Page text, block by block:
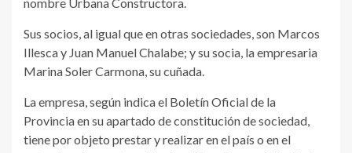
Sus socios, al igual que en otras sociedades, son Marcos
Illesca y Juan Manuel Chalabe; y su socia, la empresaria
Marina Soler Carmona, su cuñada.
La empresa, según indica el Boletín Oficial de la
Provincia en su apartado de constitución de sociedad,
tiene por objeto prestar y realizar en el país o en el